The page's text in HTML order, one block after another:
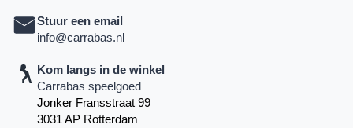
Stuur een email
info@carrabas.nl
Kom langs in de winkel
Carrabas speelgoed
Jonker Fransstraat 99
3031 AP Rotterdam